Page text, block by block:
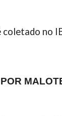
no
POR